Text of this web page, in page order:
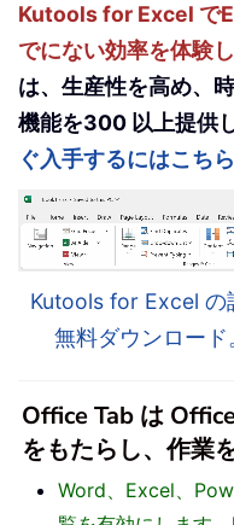
Kutools for Excel で
でにない効率を体験し
は、生産性を高め、
機能を300 以上提供
ぐ入手するにはこち
Kutools for Excel の
無料ダウンロード
Office Tab は
をもたらし、作業
Word、Excel、